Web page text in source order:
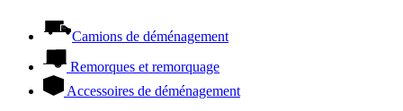
Camions de déménagement
Remorques et remorquage
Accessoires de déménagement